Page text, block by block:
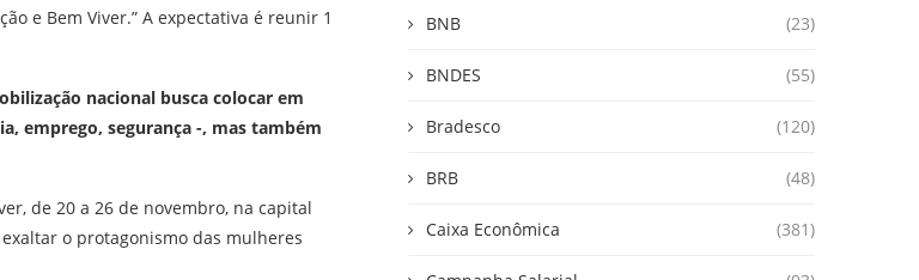
e Bem Viver.” A expectativa é reunir 1
nacional busca colocar em
emprego, segurança -, mas também
de 20 a 26 de novembro, na capital
o protagonismo das mulheres
BNB (23)
BNDES (55)
Bradesco (120)
BRB (48)
Caixa Econômica (381)